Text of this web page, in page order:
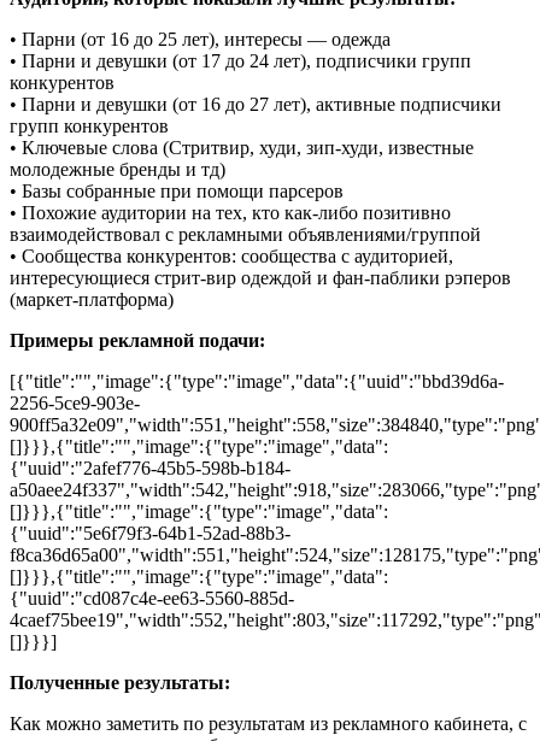
• Парни (от 16 до 25 лет), интересы — одежда
• Парни и девушки (от 17 до 24 лет), подписчики групп
конкурентов
• Парни и девушки (от 16 до 27 лет), активные подписчики
групп конкурентов
• Ключевые слова (Стритвир, худи, зип-худи, известные
молодежные бренды и тд)
• Базы собранные при помощи парсеров
• Похожие аудитории на тех, кто как-либо позитивно
взаимодействовал с рекламными объявлениями/группой
• Сообщества конкурентов: сообщества с аудиторией,
интересующиеся стрит-вир одеждой и фан-паблики рэперов
(маркет-платформа)
Примеры рекламной подачи:
[{"title":"","image":{"type":"image","data":{"uuid":"bbd39d6a-
2256-5ce9-903e-
[]}}},{"title":"","image":{"type":"image","data":
{"uuid":"2afef776-45b5-598b-b184-
[]}}},{"title":"","image":{"type":"image","data":
{"uuid":"5e6f79f3-64b1-52ad-88b3-
[]}}},{"title":"","image":{"type":"image","data":
{"uuid":"cd087c4e-ee63-5560-885d-
[]}}}]
Полученные результаты:
Как можно заметить по результатам из рекламного кабинета, с